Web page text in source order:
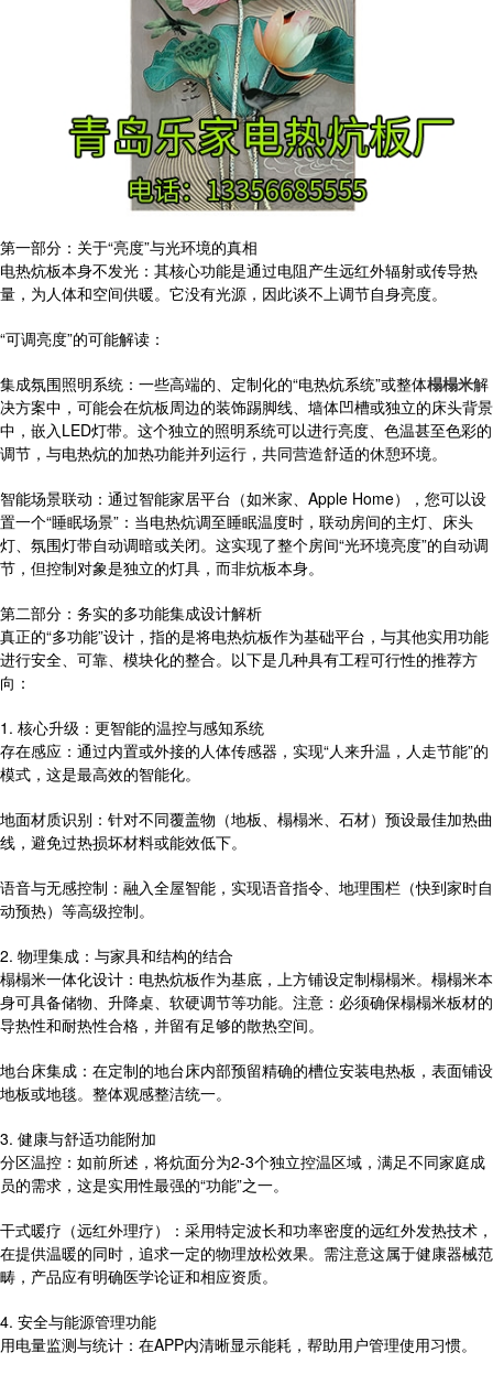
第一部分：关于“亮度”与光环境的真相
电热炕板本身不发光：其核心功能是通过电阻产生远红外辐射或传导热
量，为人体和空间供暖。它没有光源，因此谈不上调节自身亮度。
“可调亮度”的可能解读：
集成氛围照明系统：一些高端的、定制化的“电热炕系统”或整体榻榻米解
决方案中，可能会在炕板周边的装饰踢脚线、墙体凹槽或独立的床头背景
中，嵌入LED灯带。这个独立的照明系统可以进行亮度、色温甚至色彩的
调节，与电热炕的加热功能并列运行，共同营造舒适的休憩环境。
智能场景联动：通过智能家居平台（如米家、Apple Home），您可以设
置一个“睡眠场景”：当电热炕调至睡眠温度时，联动房间的主灯、床头
灯、氛围灯带自动调暗或关闭。这实现了整个房间“光环境亮度”的自动调
节，但控制对象是独立的灯具，而非炕板本身。
第二部分：务实的多功能集成设计解析
真正的“多功能”设计，指的是将电热炕板作为基础平台，与其他实用功能
进行安全、可靠、模块化的整合。以下是几种具有工程可行性的推荐方
向：
1. 核心升级：更智能的温控与感知系统
存在感应：通过内置或外接的人体传感器，实现“人来升温，人走节能”的
模式，这是最高效的智能化。
地面材质识别：针对不同覆盖物（地板、榻榻米、石材）预设最佳加热曲
线，避免过热损坏材料或能效低下。
语音与无感控制：融入全屋智能，实现语音指令、地理围栏（快到家时自
动预热）等高级控制。
2. 物理集成：与家具和结构的结合
榻榻米一体化设计：电热炕板作为基底，上方铺设定制榻榻米。榻榻米本
身可具备储物、升降桌、软硬调节等功能。注意：必须确保榻榻米板材的
导热性和耐热性合格，并留有足够的散热空间。
地台床集成：在定制的地台床内部预留精确的槽位安装电热板，表面铺设
地板或地毯。整体观感整洁统一。
3. 健康与舒适功能附加
分区温控：如前所述，将炕面分为2-3个独立控温区域，满足不同家庭成
员的需求，这是实用性最强的“功能”之一。
干式暖疗（远红外理疗）：采用特定波长和功率密度的远红外发热技术，
在提供温暖的同时，追求一定的物理放松效果。需注意这属于健康器械范
畴，产品应有明确医学论证和相应资质。
4. 安全与能源管理功能
用电量监测与统计：在APP内清晰显示能耗，帮助用户管理使用习惯。